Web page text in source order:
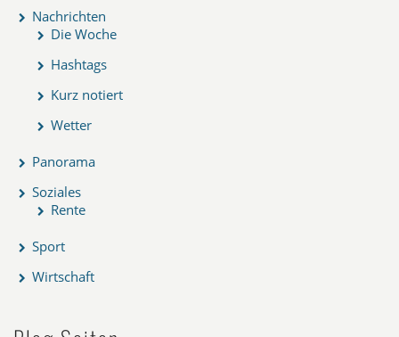
Nachrichten
Die Woche
Hashtags
Kurz notiert
Wetter
Panorama
Soziales
Rente
Sport
Wirtschaft